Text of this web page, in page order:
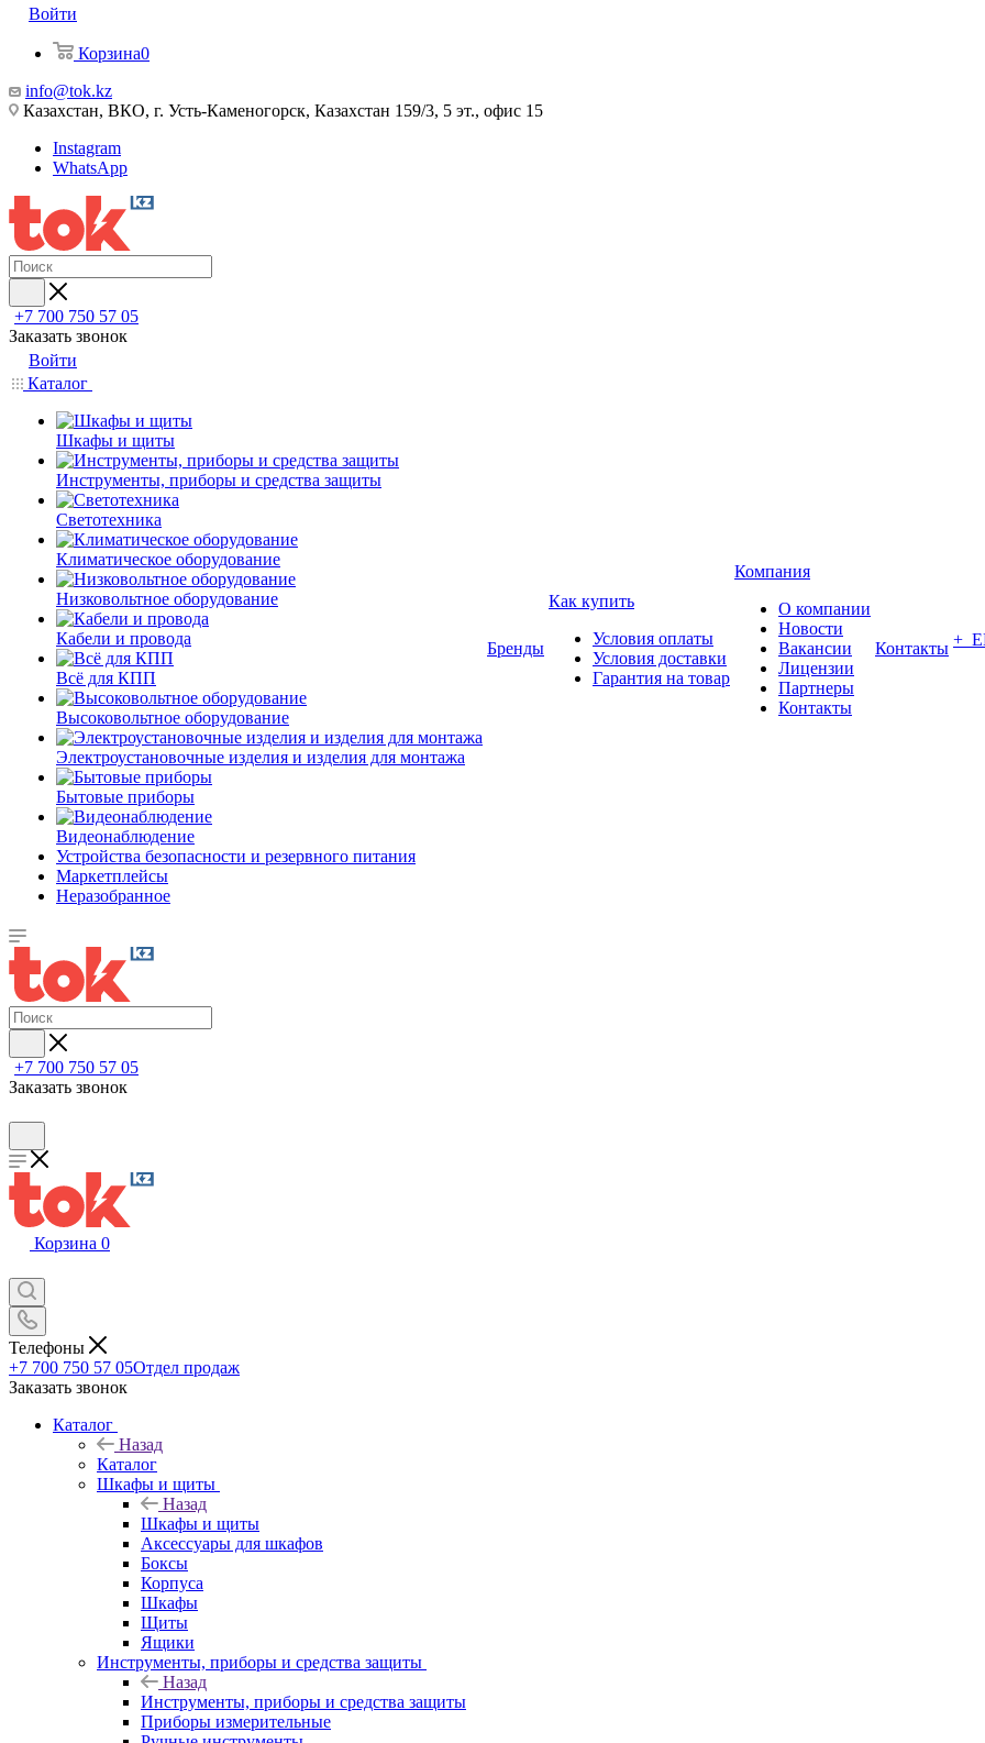
Войти
Корзина0
info@tok.kz
Казахстан, ВКО, г. Усть-Каменогорск, Казахстан 159/3, 5 эт., офис 15
Instagram
WhatsApp
+7 700 750 57 05
Заказать звонок
Войти
Каталог
Шкафы и щиты
Инструменты, приборы и средства защиты
Светотехника
Климатическое оборудование
Низковольтное оборудование
Кабели и провода
Всё для КПП
Высоковольтное оборудование
Электроустановочные изделия и изделия для монтажа
Бытовые приборы
Видеонаблюдение
Устройства безопасности и резервного питания
Маркетплейсы
Неразобранное
Бренды
Как купить
Условия оплаты
Условия доставки
Гарантия на товар
Компания
О компании
Новости
Вакансии
Лицензии
Партнеры
Контакты
Контакты +
+7 700 750 57 05
Заказать звонок
Корзина 0
Телефоны
+7 700 750 57 05Отдел продаж
Заказать звонок
Каталог
Назад
Каталог
Шкафы и щиты
Назад
Шкафы и щиты
Аксессуары для шкафов
Боксы
Корпуса
Шкафы
Щиты
Ящики
Инструменты, приборы и средства защиты
Назад
Инструменты, приборы и средства защиты
Приборы измерительные